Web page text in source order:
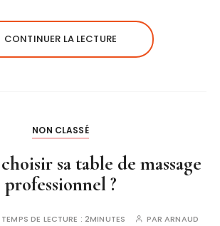
CONTINUER LA LECTURE
NON CLASSÉ
sa table de massage
professionnel ?
TEMPS DE LECTURE :2MINUTES PARARNAUD